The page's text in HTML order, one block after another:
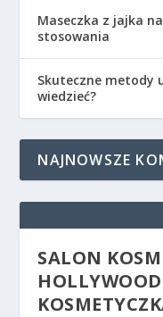
Maseczka z jajka
stosowania
Skuteczne metody
wiedzieć?
NAJNOWSZE
SALON